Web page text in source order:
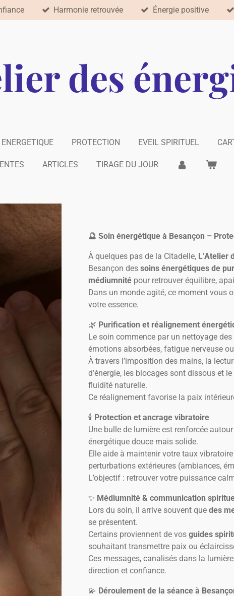
Harmonie retrouvée Énergie positive
des
PROTECTION EVEIL SPIRITUEL
ARTICLES TIRAGE DU JOUR
🔮 Soin énergétique à Besançon –
À quelques pas de la Citadelle, L’Atelier
Besançon des soins énergétiques de
médiumnitépour retrouver équilibre,
Dans un monde agité, ce moment vous
votre essence.
🌿 Purification et réalignement
Le soin commence par un nettoyage
émotions absorbées, fatigue nerveuse
À travers l’imposition des mains, la
d’énergie, les blocages sont dissous et
fluidité naturelle.
Ce réalignement favorise la paix
🕯️ Protection et ancrage vibratoire
Une bulle de lumière est renforcée
énergétique douce mais solide.
Elle aide à maintenir votre taux
perturbations extérieures (ambiances,
L’objectif : retrouver votre puissance
✨ Médiumnité & communication
Lors du soin, il arrive souvent que des
se présentent.
Certains proviennent de vos guides
souhaitant transmettre paix ou
Ces messages, canalisés dans la
direction et confiance.
💫 Déroulement de la séance à